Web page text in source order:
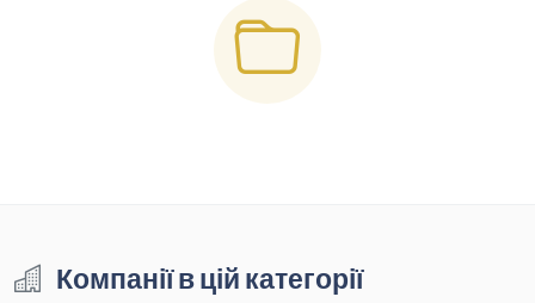
Компанії в цій категорії